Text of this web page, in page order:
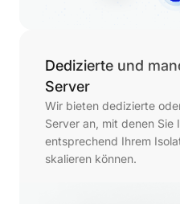
Dedizierte und
Server
Wir bieten dedizierte
Server an, mit denen Sie
entsprechend Ihrem
skalieren können.